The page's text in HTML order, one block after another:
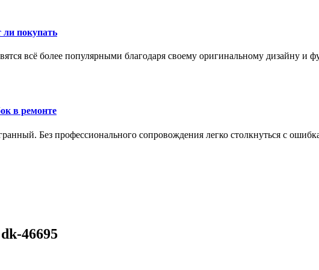
покупать
всё более популярными благодаря своему оригинальному дизайну и
в ремонте
Без профессионального сопровождения легко столкнуться с
46695